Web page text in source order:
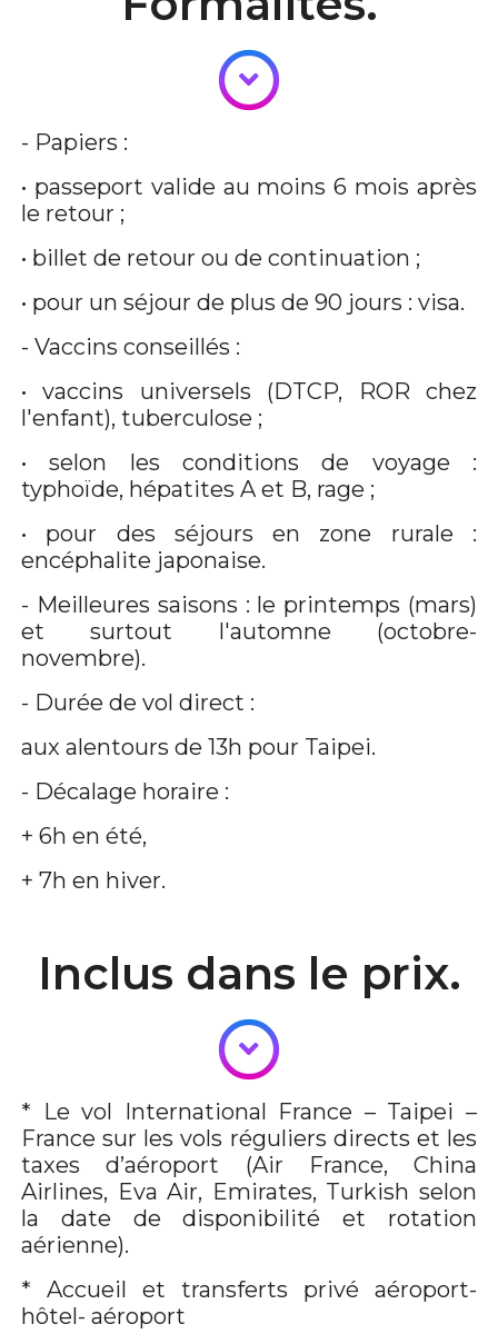
- Papiers :
• passeport valide au moins 6 mois après
le retour ;
• billet de retour ou de continuation ;
• pour un séjour de plus de 90 jours : visa.
- Vaccins conseillés :
• vaccins universels (DTCP, ROR chez
l'enfant), tuberculose ;
• selon les conditions de voyage :
typhoïde, hépatites A et B, rage ;
• pour des séjours en zone rurale :
encéphalite japonaise.
- Meilleures saisons : le printemps (mars)
et surtout l'automne (octobre-
novembre).
- Durée de vol direct :
aux alentours de 13h pour Taipei.
- Décalage horaire :
+ 6h en été,
+ 7h en hiver.
Inclus dans le prix.
* Le vol International France – Taipei –
France sur les vols réguliers directs et les
taxes d’aéroport (Air France, China
Airlines, Eva Air, Emirates, Turkish selon
la date de disponibilité et rotation
aérienne).
* Accueil et transferts privé aéroport-
hôtel- aéroport